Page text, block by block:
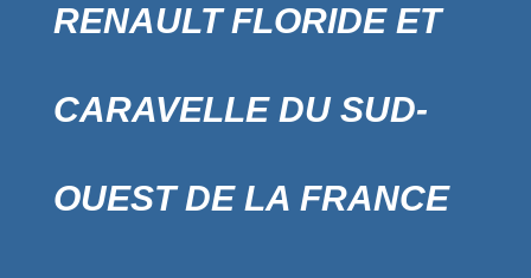
RENAULT FLORIDE ET
CARAVELLE DU SUD-
OUEST DE LA FRANCE